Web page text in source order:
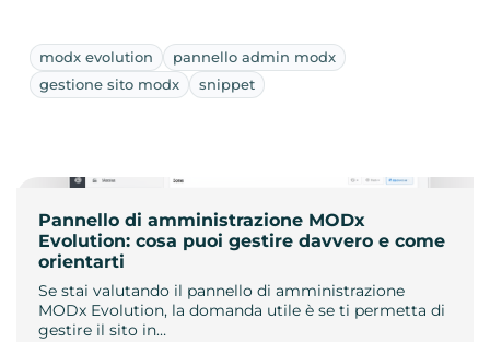
modx evolution
pannello admin modx
gestione sito modx
snippet
Pannello di amministrazione MODx
Evolution: cosa puoi gestire davvero e come
orientarti
Se stai valutando il pannello di amministrazione
MODx Evolution, la domanda utile è se ti permetta di
gestire il sito in…